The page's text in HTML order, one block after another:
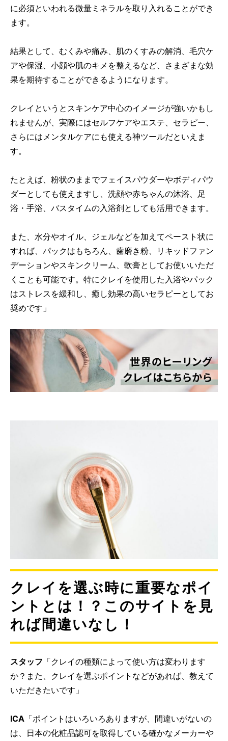
に必須といわれる微量ミネラルを取り入れることができ
ます。
結果として、むくみや痛み、肌のくすみの解消、毛穴ケ
アや保湿、小顔や肌のキメを整えるなど、さまざまな効
果を期待することができるようになります。
クレイというとスキンケア中心のイメージが強いかもし
れませんが、実際にはセルフケアやエステ、セラピー、
さらにはメンタルケアにも使える神ツールだといえま
す。
たとえば、粉状のままでフェイスパウダーやボディパウ
ダーとしても使えますし、洗顔や赤ちゃんの沐浴、足
浴・手浴、バスタイムの入浴剤としても活用できます。
また、水分やオイル、ジェルなどを加えてペースト状に
すれば、パックはもちろん、歯磨き粉、リキッドファン
デーションやスキンクリーム、軟膏としてお使いいただ
くことも可能です。特にクレイを使用した入浴やパック
はストレスを緩和し、癒し効果の高いセラピーとしてお
奨めです」
クレイを選ぶ時に重要なポイ
ントとは！？このサイトを見
れば間違いなし！
スタッフ 「クレイの種類によって使い方は変わります
か？また、クレイを選ぶポイントなどがあれば、教えて
いただきたいです」
ICA 「ポイントはいろいろありますが、間違いがないの
は、日本の化粧品認可を取得している確かなメーカーや